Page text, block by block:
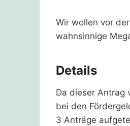
Wir wollen vor
wahnsinnige
Details
Da dieser Antrag
bei den
3 Anträge